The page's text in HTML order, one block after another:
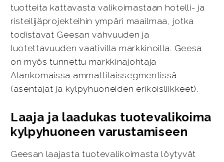
tuotteita kattavasta valikoimastaan hotelli- ja
risteilijäprojekteihin ympäri maailmaa, jotka
todistavat Geesan vahvuuden ja
luotettavuuden vaativilla markkinoilla. Geesa
on myös tunnettu markkinajohtaja
Alankomaissa ammattilaissegmentissä
(asentajat ja kylpyhuoneiden erikoisliikkeet).
Laaja ja laadukas tuotevalikoima
kylpyhuoneen varustamiseen
Geesan laajasta tuotevalikoimasta löytyvät